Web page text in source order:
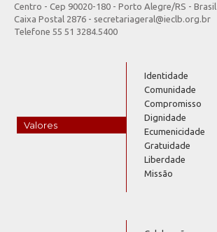
Centro - Cep 90020-180 - Porto Alegre/RS - Brasil
Caixa Postal 2876 - secretariageral@ieclb.org.br
Telefone 55 51 3284.5400
Valores
Identidade
Comunidade
Compromisso
Dignidade
Ecumenicidade
Gratuidade
Liberdade
Missão